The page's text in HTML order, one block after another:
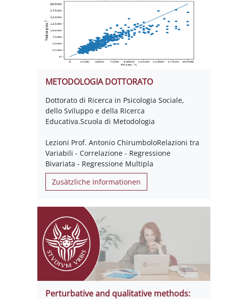
METODOLOGIA DOTTORATO
Dottorato di Ricerca in Psicologia Sociale,
dello Sviluppo e della Ricerca
Educativa.Scuola di Metodologia
Lezioni Prof. Antonio ChirumboloRelazioni tra
Variabili - Correlazione - Regressione
Bivariata - Regressione Multipla
Zusätzliche Informationen
Perturbative and qualitative methods: